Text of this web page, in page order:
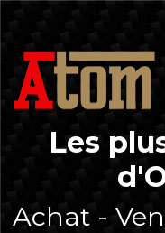
content
Les
Achat -